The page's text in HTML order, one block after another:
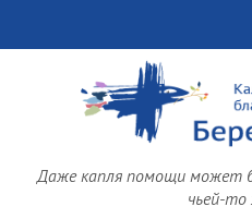
Даже капля помощи может
чьей-то